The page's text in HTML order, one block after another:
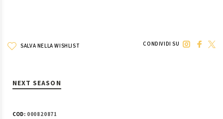
SALVA NELLA WISHLIST CONDIVIDI SU
NEXT SEASON
COD:000820871